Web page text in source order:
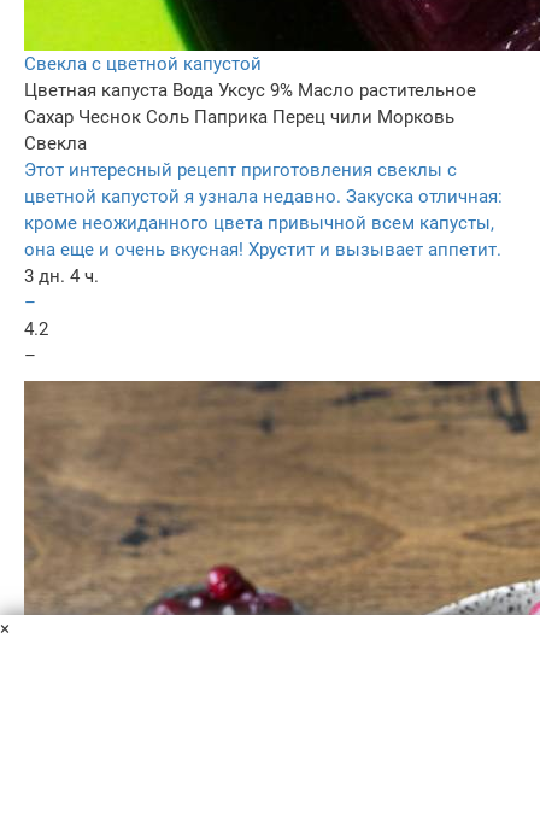
Свекла с цветной капустой
Цветная капуста Вода Уксус 9% Масло растительное
Сахар Чеснок Соль Паприка Перец чили Морковь
Свекла
Этот интересный рецепт приготовления свеклы с
цветной капустой я узнала недавно. Закуска отличная:
кроме неожиданного цвета привычной всем капусты,
она еще и очень вкусная! Хрустит и вызывает аппетит.
3 дн. 4 ч.
–
4.2
–
×